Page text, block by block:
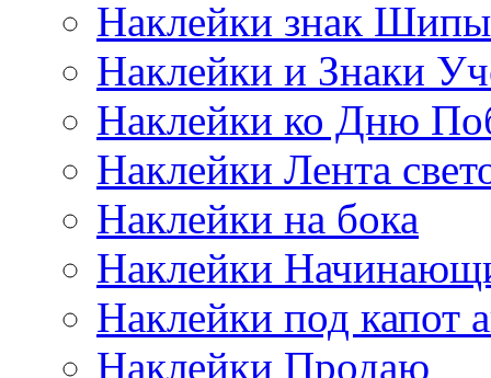
Наклейки знак Шипы
Наклейки и Знаки
Наклейки ко Дню
Наклейки Лента
Наклейки на бока
Наклейки
Наклейки под капот
Наклейки Продаю